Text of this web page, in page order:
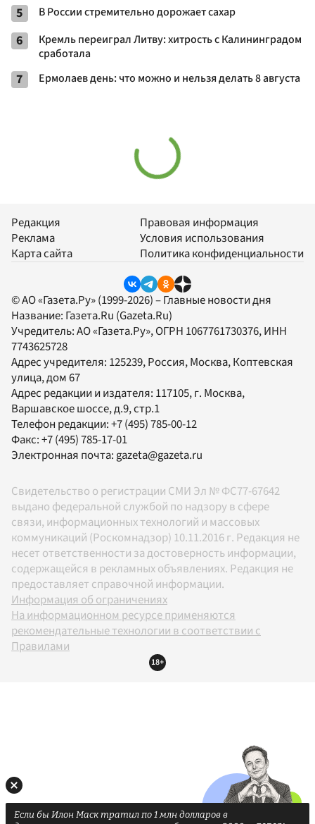
5 В России стремительно дорожает сахар
6
Кремль переиграл Литву: хитрость с Калининградом
сработала
7 Ермолаев день: что можно и нельзя делать 8 августа
Редакция
Реклама
Карта сайта
Правовая информация
Условия использования
Политика конфиденциальности
© АО «Газета.Ру» (1999-2026) – Главные новости дня
Название: Газета.Ru (Gazeta.Ru)
Учредитель:АО «Газета.Ру», ОГРН 1067761730376, ИНН
7743625728
Адрес учредителя: 125239, Россия, Москва, Коптевская
улица, дом 67
Адрес редакции и издателя: 117105, г. Москва,
Варшавское шоссе, д.9, стр.1
Телефон редакции:+7 (495) 785-00-12
Факс:+7 (495) 785-17-01
Электронная почта:gazeta@gazeta.ru
Свидетельство о регистрации СМИ Эл № ФС77-67642
выдано федеральной службой по надзору в сфере
связи, информационных технологий и массовых
коммуникаций (Роскомнадзор) 10.11.2016 г. Редакция не
несет ответственности за достоверность информации,
содержащейся в рекламных объявлениях. Редакция не
предоставляет справочной информации.
Информация об ограничениях
На информационном ресурсе применяются
рекомендательные технологии в соответствии с
Правилами
18+
Если бы Илон Маск тратил по 1 млн долларов в